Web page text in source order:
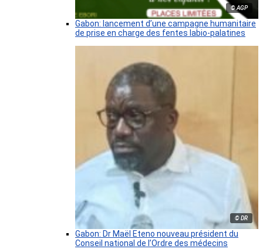
© AGP
Gabon: lancement d’une campagne humanitaire
de prise en charge des fentes labio-palatines
© DR
Gabon: Dr Maël Eteno nouveau président du
Conseil national de l’Ordre des médecins